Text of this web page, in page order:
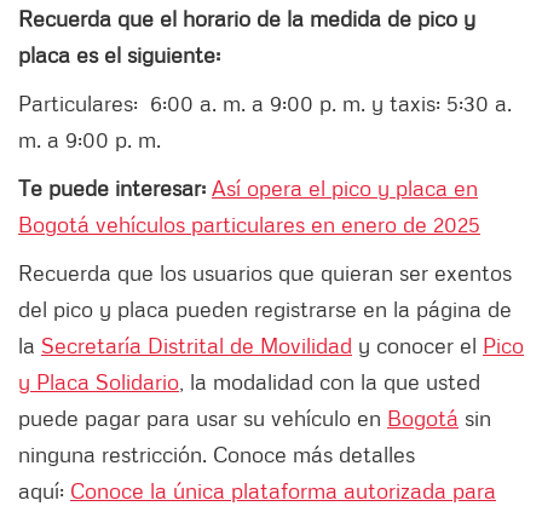
Recuerda que el horario de la medida de pico y
placa es el siguiente:
Particulares: 6:00 a. m. a 9:00 p. m. y taxis: 5:30 a.
m. a 9:00 p. m.
Te puede interesar: Así opera el pico y placa en
Bogotá vehículos particulares en enero de 2025
Recuerda que los usuarios que quieran ser exentos
del pico y placa pueden registrarse en la página de
la Secretaría Distrital de Movilidad y conocer el Pico
y Placa Solidario , la modalidad con la que usted
puede pagar para usar su vehículo en Bogotá sin
ninguna restricción. Conoce más detalles
aquí: Conoce la única plataforma autorizada para